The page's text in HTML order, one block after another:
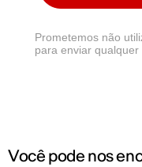
Prometemos não
para enviar qualquer
Você pode nos